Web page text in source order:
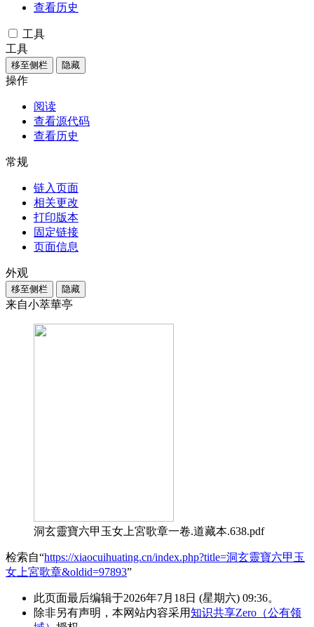
查看历史
工具
工具
移至侧栏 隐藏
操作
阅读
查看源代码
查看历史
常规
链入页面
相关更改
打印版本
固定链接
页面信息
外观
移至侧栏 隐藏
来自小萃華亭
洞玄靈寶六甲玉女上宮歌章一卷.道藏本.638.pdf
检索自“https://xiaocuihuating.cn/index.php?title=洞玄靈寶六甲玉
女上宮歌章&oldid=97893”
此页面最后编辑于2026年7月18日 (星期六) 09:36。
除非另有声明，本网站内容采用知识共享Zero（公有领